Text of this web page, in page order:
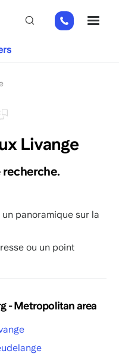
+32
2
Livange
équipe
recherche.
panoramique sur la
ou un point
- Metropolitan area